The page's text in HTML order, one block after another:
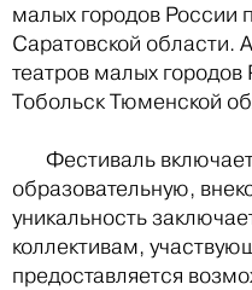
малых городов России
Саратовской области.
театров малых
Тобольск Тюменской
Фестиваль включает
образовательную,
уникальность
коллективам,
предоставляется